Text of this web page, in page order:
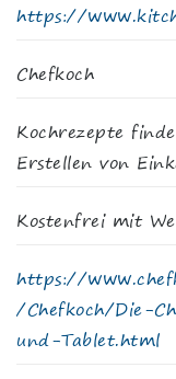
https://
Chefkoch
Kochrezepte
Erstellen von
Kostenfrei mit
https://
/Chefkoch/Die-
und-Tablet.html